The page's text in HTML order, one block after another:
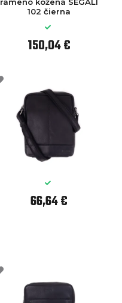
rameno kožená SEGALI
102 čierna
150,04 €
66,64 €